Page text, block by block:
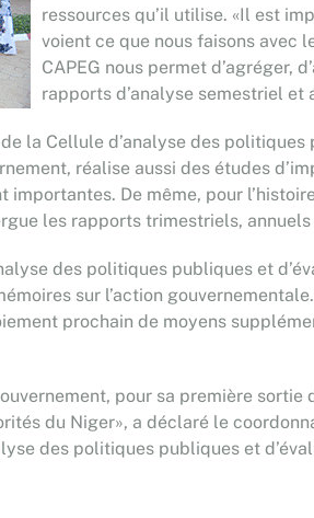
ressources qu’il utilise. «Il est
voient ce que nous faisons avec
CAPEG nous permet d’agréger,
rapports d’analyse semestriel et
la Cellule d’analyse des politiques
réalise aussi des études
De même, pour
les rapports trimestriels,
des politiques publiques et
sur l’action
prochain de moyens
pour sa première sortie
du Niger», a déclaré le
des politiques publiques et